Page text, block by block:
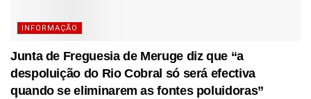
INFORMAÇÃO
Junta de Freguesia de Meruge diz que “a
despoluição do Rio Cobral só será efectiva
quando se eliminarem as fontes poluidoras”